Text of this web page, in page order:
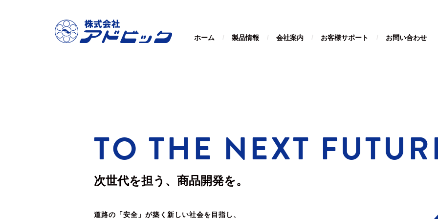
ホーム 製品情報 会社案内 お客様サポート お問い合わせ
TO THE NEXT
次世代を担う、商品開発を。
道路の「安全」が築く新しい社会を目指し、